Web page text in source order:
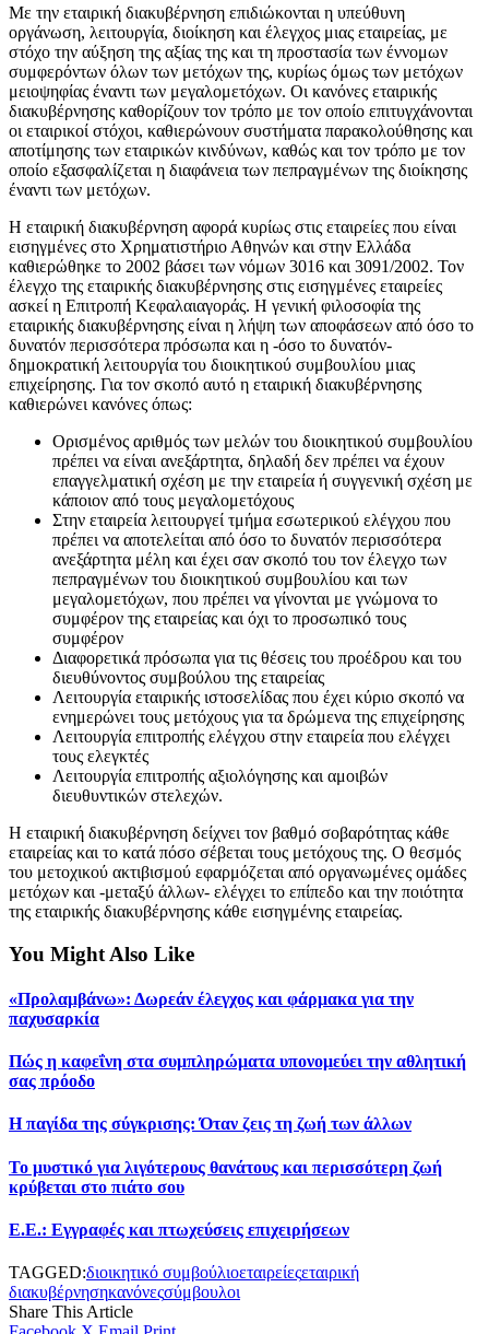
Με την εταιρική διακυβέρνηση επιδιώκονται η υπεύθυνη
οργάνωση, λειτουργία, διοίκηση και έλεγχος μιας εταιρείας, με
στόχο την αύξηση της αξίας της και τη προστασία των έννομων
συμφερόντων όλων των μετόχων της, κυρίως όμως των μετόχων
μειοψηφίας έναντι των μεγαλομετόχων. Οι κανόνες εταιρικής
διακυβέρνησης καθορίζουν τον τρόπο με τον οποίο επιτυγχάνονται
οι εταιρικοί στόχοι, καθιερώνουν συστήματα παρακολούθησης και
αποτίμησης των εταιρικών κινδύνων, καθώς και τον τρόπο με τον
οποίο εξασφαλίζεται η διαφάνεια των πεπραγμένων της διοίκησης
έναντι των μετόχων.
Η εταιρική διακυβέρνηση αφορά κυρίως στις εταιρείες που είναι
εισηγμένες στο Χρηματιστήριο Αθηνών και στην Ελλάδα
καθιερώθηκε το 2002 βάσει των νόμων 3016 και 3091/2002. Τον
έλεγχο της εταιρικής διακυβέρνησης στις εισηγμένες εταιρείες
ασκεί η Επιτροπή Κεφαλαιαγοράς. Η γενική φιλοσοφία της
εταιρικής διακυβέρνησης είναι η λήψη των αποφάσεων από όσο το
δυνατόν περισσότερα πρόσωπα και η -όσο το δυνατόν-
δημοκρατική λειτουργία του διοικητικού συμβουλίου μιας
επιχείρησης. Για τον σκοπό αυτό η εταιρική διακυβέρνησης
καθιερώνει κανόνες όπως:
Ορισμένος αριθμός των μελών του διοικητικού συμβουλίου
πρέπει να είναι ανεξάρτητα, δηλαδή δεν πρέπει να έχουν
επαγγελματική σχέση με την εταιρεία ή συγγενική σχέση με
κάποιον από τους μεγαλομετόχους
Στην εταιρεία λειτουργεί τμήμα εσωτερικού ελέγχου που
πρέπει να αποτελείται από όσο το δυνατόν περισσότερα
ανεξάρτητα μέλη και έχει σαν σκοπό του τον έλεγχο των
πεπραγμένων του διοικητικού συμβουλίου και των
μεγαλομετόχων, που πρέπει να γίνονται με γνώμονα το
συμφέρον της εταιρείας και όχι το προσωπικό τους
συμφέρον
Διαφορετικά πρόσωπα για τις θέσεις του προέδρου και του
διευθύνοντος συμβούλου της εταιρείας
Λειτουργία εταιρικής ιστοσελίδας που έχει κύριο σκοπό να
ενημερώνει τους μετόχους για τα δρώμενα της επιχείρησης
Λειτουργία επιτροπής ελέγχου στην εταιρεία που ελέγχει
τους ελεγκτές
Λειτουργία επιτροπής αξιολόγησης και αμοιβών
διευθυντικών στελεχών.
Η εταιρική διακυβέρνηση δείχνει τον βαθμό σοβαρότητας κάθε
εταιρείας και το κατά πόσο σέβεται τους μετόχους της. Ο θεσμός
του μετοχικού ακτιβισμού εφαρμόζεται από οργανωμένες ομάδες
μετόχων και -μεταξύ άλλων- ελέγχει το επίπεδο και την ποιότητα
της εταιρικής διακυβέρνησης κάθε εισηγμένης εταιρείας.
You Might Also Like
«Προλαμβάνω»: Δωρεάν έλεγχος και φάρμακα για την
παχυσαρκία
Πώς η καφεΐνη στα συμπληρώματα υπονομεύει την αθλητική
σας πρόοδο
Η παγίδα της σύγκρισης: Όταν ζεις τη ζωή των άλλων
Το μυστικό για λιγότερους θανάτους και περισσότερη ζωή
κρύβεται στο πιάτο σου
Ε.Ε.: Εγγραφές και πτωχεύσεις επιχειρήσεων
TAGGED:διοικητικό συμβούλιοεταιρείεςεταιρική
διακυβέρνησηκανόνεςσύμβουλοι
Share This Article